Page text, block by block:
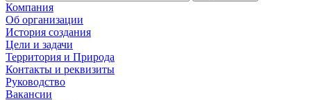
Компания
Об организации
История создания
Цели и задачи
Территория и Природа
Контакты и реквизиты
Руководство
Вакансии